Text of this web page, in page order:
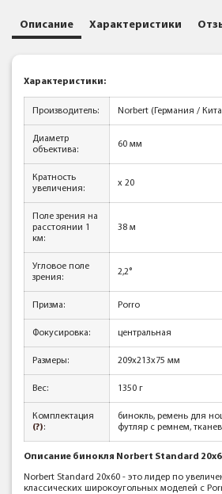
Описание Характеристики
Характеристики:
Производитель: Norbert (Германия /
Диаметр
объектива:
60 мм
Кратность
увеличения:
x 20
Поле зрения на
расстоянии 1
км:
38 м
Угловое поле
зрения:
2,2°
Призма: Porro
Фокусировка: центральная
Размеры: 209x213x75 мм
Вес: 1350 г
Комплектация
(?):
бинокль, ремень для
футляр с ремнем,
Описание бинокля Norbert Standard
Norbert Standard 20x60 - это лидер по
классических широкоугольных моделей с